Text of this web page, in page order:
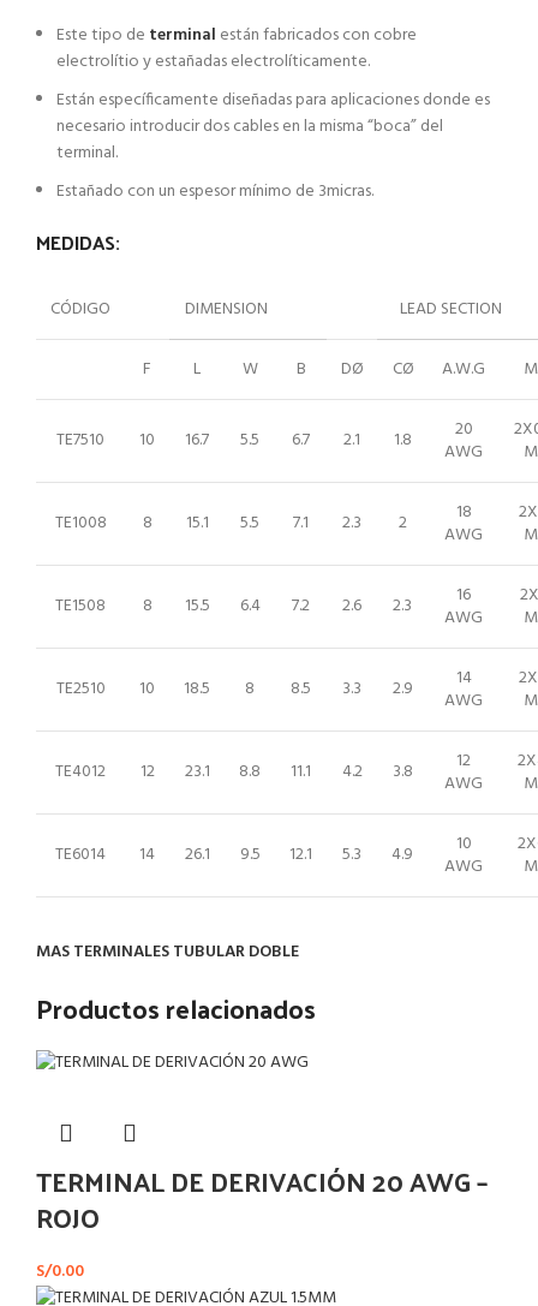
Este tipo de terminal están fabricados con cobre
electrolítio y estañadas electrolíticamente.
Están específicamente diseñadas para aplicaciones donde es
necesario introducir dos cables en la misma “boca” del
terminal.
Estañado con un espesor mínimo de 3micras.
MEDIDAS:
CÓDIGO DIMENSION LEAD SECTION
F L W B DØ CØ A.W.G
TE7510 10 16.7 5.5 6.7 2.1 1.8
20
AWG
TE1008 8 15.1 5.5 7.1 2.3 2
18
AWG
TE1508 8 15.5 6.4 7.2 2.6 2.3
16
AWG
TE2510 10 18.5 8 8.5 3.3 2.9
14
AWG
TE4012 12 23.1 8.8 11.1 4.2 3.8
12
AWG
TE6014 14 26.1 9.5 12.1 5.3 4.9
10
AWG
MAS TERMINALES TUBULAR DOBLE
Productos relacionados
TERMINAL DE DERIVACIÓN 20 AWG –
ROJO
S/0.00